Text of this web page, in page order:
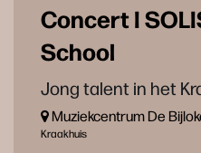
Concert I
School
Jong talent in het
Muziekcentrum De
Kraakhuis